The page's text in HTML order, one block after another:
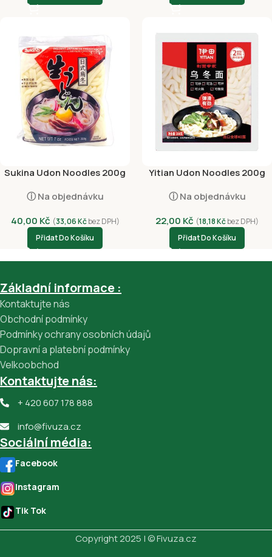
Sukina Udon Noodles 200g
ⓘ Na objednávku
40,00 Kč (33,06Kčbez DPH)
Přidat Do Košíku
Yitian Udon Noodles 200g
ⓘ Na objednávku
22,00 Kč (18,18Kčbez DPH)
Přidat Do Košíku
Základní informace :
Kontaktujte nás
Obchodní podmínky
Podmínky ochrany osobních údajů
Dopravní a platební podmínky
Velkoobchod
Kontaktujte nás:
+ 420 607 178 888
info@fivuza.cz
Sociální média:
Facebook
Instagram
Tik Tok
Copyright 2025 | © Fivuza.cz